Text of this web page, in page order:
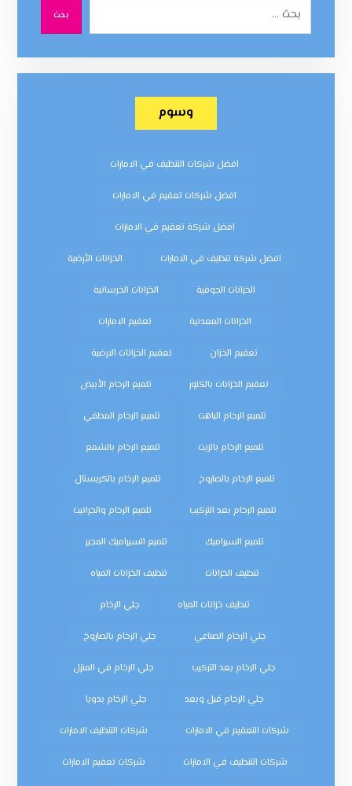
بحث
وسوم
افضل شركات التنظيف في الامارات
افضل شركات تعقيم في الامارات
افضل شركة تعقيم في الامارات
افضل شركة تنظيف في الامارات الخزانات الأرضية
الخزانات الجوفية الخزانات الخرسانية
الخزانات المعدنية تعقيم الامارات
تعقيم الخزان تعقيم الخزانات الارضية
تعقيم الخزانات بالكلور تلميع الرخام الأبيض
تلميع الرخام الباهت تلميع الرخام المطفي
تلميع الرخام بالزيت تلميع الرخام بالشمع
تلميع الرخام بالصاروخ تلميع الرخام بالكريستال
تلميع الرخام بعد التركيب تلميع الرخام والجرانيت
تلميع السيراميك تلميع السيراميك المجير
تنظيف الخزانات تنظيف الخزانات المياه
تنظيف خزانات المياه جلي الرخام
جلي الرخام الصناعي جلي الرخام بالصاروخ
جلي الرخام بعد التركيب جلي الرخام في المنزل
جلي الرخام قبل وبعد جلي الرخام يدويا
شركات التعقيم في الامارات شركات التنظيف الامارات
شركات التنظيف في الامارات شركات تعقيم الامارات